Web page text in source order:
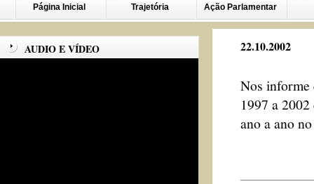
Página Inicial Trajetória Ação Parlamentar
AUDIO E VÍDEO 22.10.2002
Nos informe
1997 a
ano a ano